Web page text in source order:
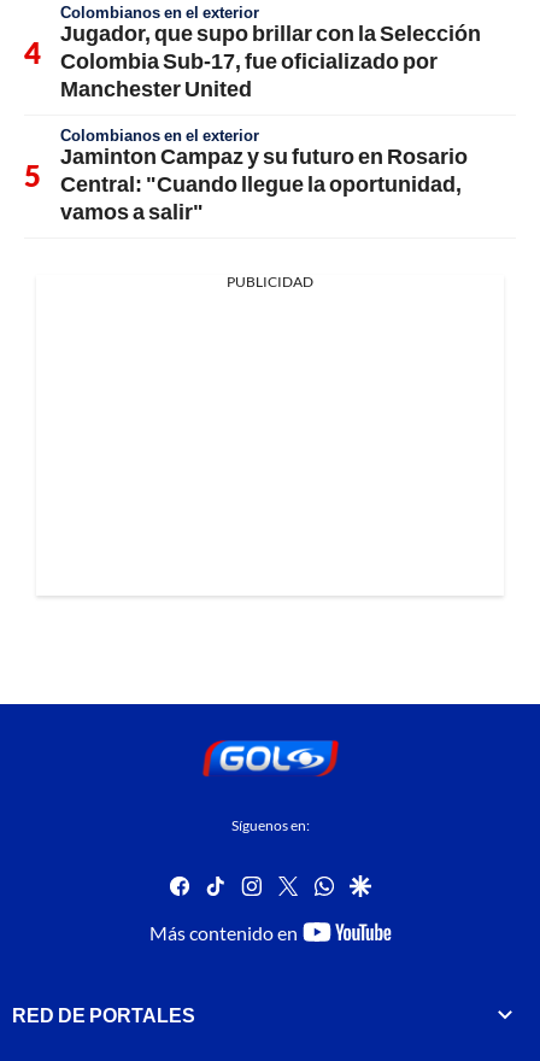
Colombianos en el exterior
Jugador, que supo brillar con la Selección
Colombia Sub-17, fue oficializado por
Manchester United
Colombianos en el exterior
Jaminton Campaz y su futuro en Rosario
Central: "Cuando llegue la oportunidad,
vamos a salir"
PUBLICIDAD
Síguenos en:
facebook
tiktok instagram
twitterwhatsapp
google
Más contenido en
youtube-
RED DE PORTALES